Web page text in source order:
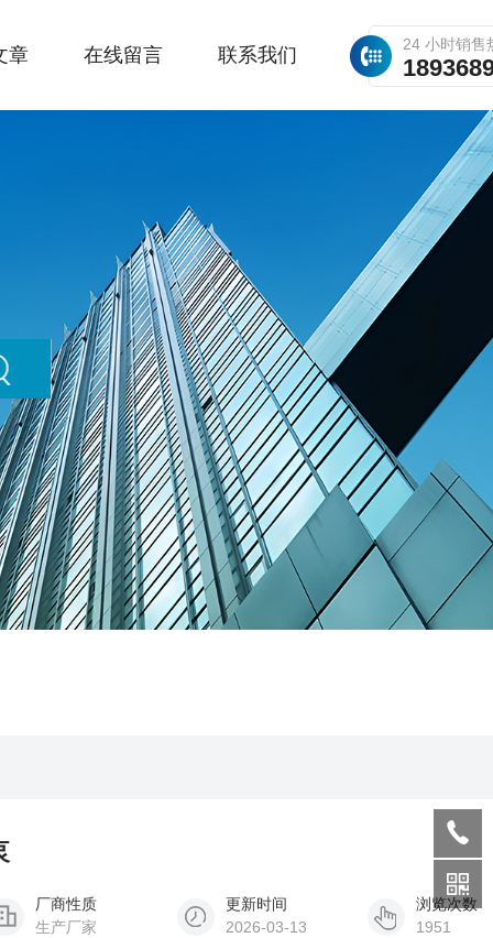
24 小时销售
章 在线留言 联系我们
厂商性质
生产厂家
更新时间
2026-03-13
浏览次数
1951